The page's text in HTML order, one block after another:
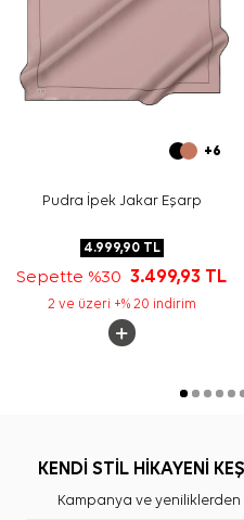
+6
Pudra İpek Jakar Eşarp
4.999,90TL
Sepette %303.499,93 TL
2 ve üzeri +% 20 indirim
KENDİ STİL HİKAYENİ
Kampanya ve